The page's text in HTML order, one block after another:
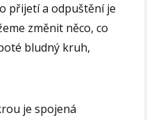
přijetí a odpuštění je
změnit něco, co
bludný kruh,
je spojená